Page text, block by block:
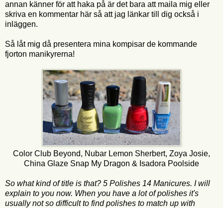
annan känner för att haka på är det bara att maila mig eller
skriva en kommentar här så att jag länkar till dig också i
inläggen.
Så låt mig då presentera mina kompisar de kommande
fjorton manikyrerna!
Color Club Beyond, Nubar Lemon Sherbert, Zoya Josie,
China Glaze Snap My Dragon & Isadora Poolside
So what kind of title is that? 5 Polishes 14 Manicures. I will
explain to you now. When you have a lot of polishes it's
usually not so difficult to find polishes to match up with